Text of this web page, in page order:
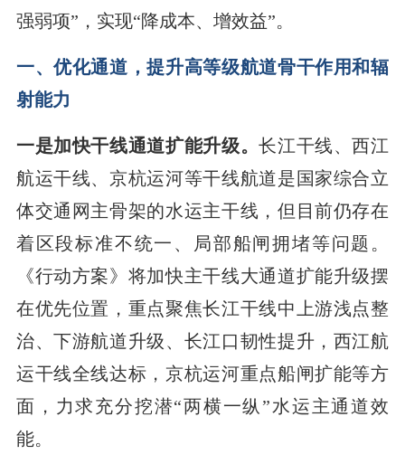
强弱项”，实现“降成本、增效益”。
一、优化通道，提升高等级航道骨干作用和辐
射能力
一是加快干线通道扩能升级。长江干线、西江
航运干线、京杭运河等干线航道是国家综合立
体交通网主骨架的水运主干线，但目前仍存在
着区段标准不统一、局部船闸拥堵等问题。
《行动方案》将加快主干线大通道扩能升级摆
在优先位置，重点聚焦长江干线中上游浅点整
治、下游航道升级、长江口韧性提升，西江航
运干线全线达标，京杭运河重点船闸扩能等方
面，力求充分挖潜“两横一纵”水运主通道效
能。